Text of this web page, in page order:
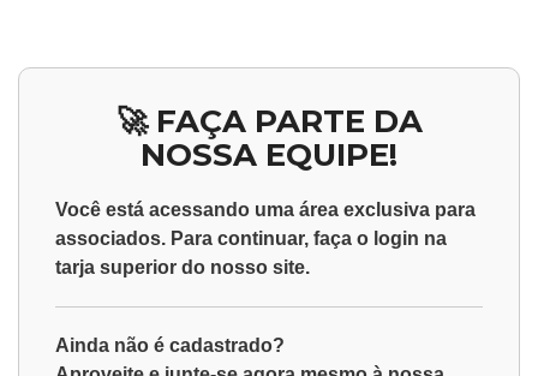
🚀 FAÇA PARTE DA
NOSSA EQUIPE!
Você está acessando uma área exclusiva para
associados. Para continuar, faça o login na
tarja superior do nosso site.
Ainda não é cadastrado?